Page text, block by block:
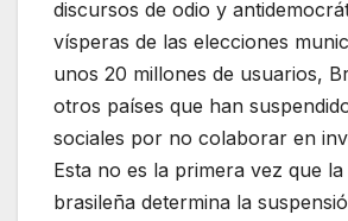
discursos de odio y
vísperas de las elecciones
unos 20 millones de usuarios,
otros países que han
sociales por no colaborar en
Esta no es la primera vez que
brasileña determina la